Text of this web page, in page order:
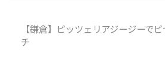
【鎌倉】ピッツェリアジージーで
チ